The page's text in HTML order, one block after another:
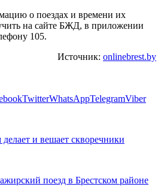
о поездах и времени их
на сайте БЖД, в приложении
105.
Источник: onlinebrest.by
TwitterWhatsAppTelegramViber
и вешает скворечники
поезд в Брестском районе